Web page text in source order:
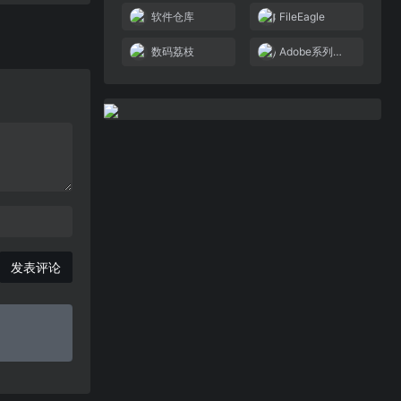
发表评论
软件仓库 FileEagle
数码荔枝 Adobe系列软件